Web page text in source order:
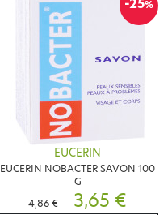
-25%
EUCERIN
EUCERIN NOBACTER SAVON 100
G
4,86 €
3,65 €